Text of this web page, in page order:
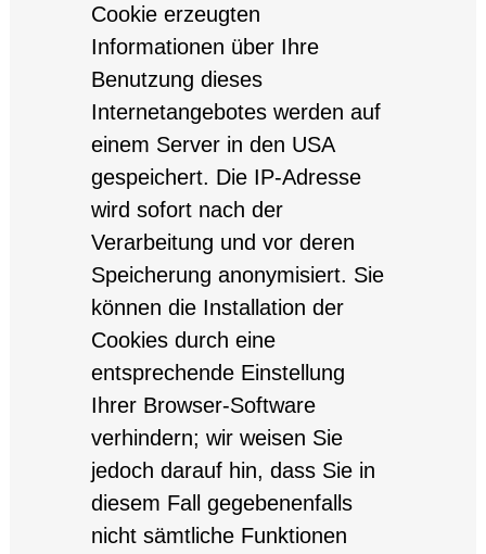
Cookie erzeugten
Informationen über Ihre
Benutzung dieses
Internetangebotes werden auf
einem Server in den USA
gespeichert. Die IP-Adresse
wird sofort nach der
Verarbeitung und vor deren
Speicherung anonymisiert. Sie
können die Installation der
Cookies durch eine
entsprechende Einstellung
Ihrer Browser-Software
verhindern; wir weisen Sie
jedoch darauf hin, dass Sie in
diesem Fall gegebenenfalls
nicht sämtliche Funktionen